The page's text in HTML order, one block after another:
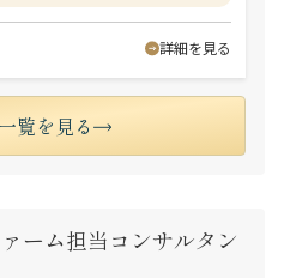
詳細を見る
覧を見る
ーム担当コンサルタン